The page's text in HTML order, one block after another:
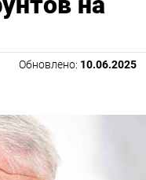
Обновлено: 10.06.2025